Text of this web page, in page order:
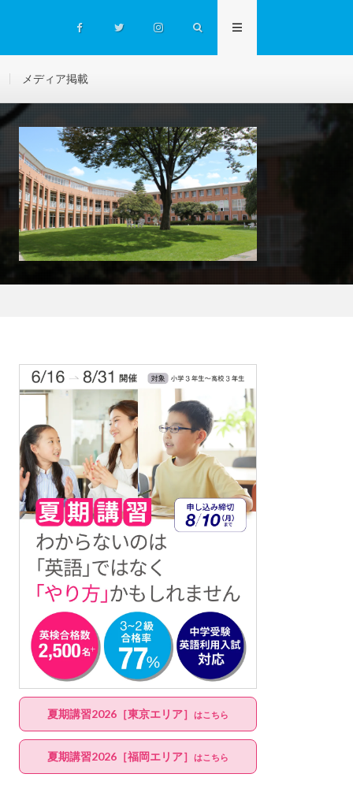
メディア掲載
夏期講習2026［東京エリア］ はこちら
夏期講習2026［福岡エリア］ はこちら